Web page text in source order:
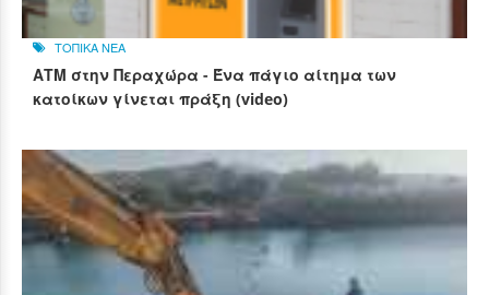
ΤΟΠΙΚΑ ΝΕΑ
ΑΤΜ στην Περαχώρα - Ένα πάγιο αίτημα των
κατοίκων γίνεται πράξη (video)